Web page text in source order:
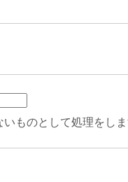
ものとして処理をし